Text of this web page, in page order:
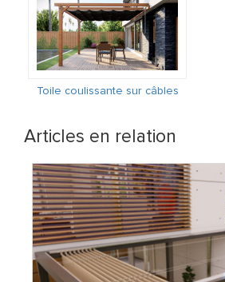
Toile coulissante sur câbles
Articles en relation